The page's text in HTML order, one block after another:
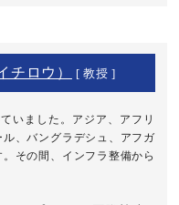
ロウ） [ 教授 ]
いました。アジア、アフリ
、バングラデシュ、アフガ
その間、インフラ整備から